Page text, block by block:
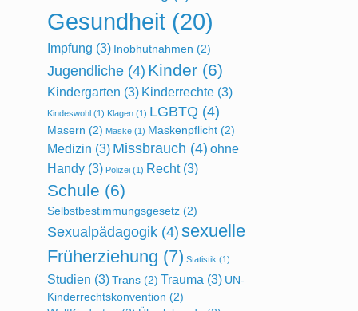
Gesundheit (20)
Impfung (3) Inobhutnahmen (2)
Jugendliche (4) Kinder (6)
Kindergarten (3) Kinderrechte (3)
Kindeswohl (1) Klagen (1) LGBTQ (4)
Masern (2) Maske (1) Maskenpflicht (2)
Medizin (3) Missbrauch (4) ohne
Handy (3) Polizei (1) Recht(3)
Schule (6)
Selbstbestimmungsgesetz (2)
Sexualpädagogik (4) sexuelle
Früherziehung (7) Statistik (1)
Studien (3) Trans (2) Trauma (3) UN-
Kinderrechtskonvention (2)